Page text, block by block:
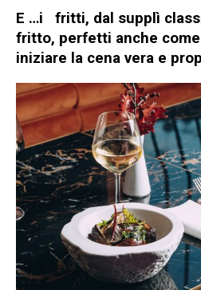
E …i fritti, dal supplì
fritto, perfetti anche
iniziare la cena vera e